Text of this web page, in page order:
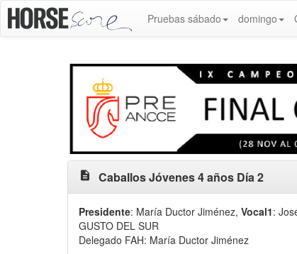
Pruebas sábado domingo
description Caballos Jóvenes 4 años Día 2
Presidente: María Ductor Jiménez, Vocal1:
GUSTO DEL SUR
Delegado FAH: María Ductor Jiménez